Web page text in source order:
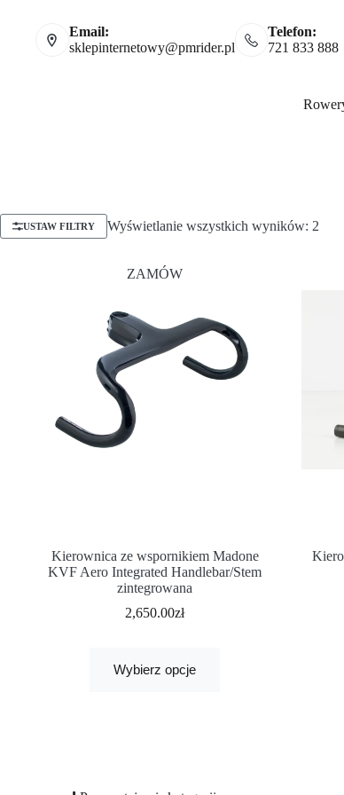
Email:
sklepinternetowy@pmrider.pl
Telefon:
721 833 888
USTAW FILTRY Wyświetlanie wszystkich wyników: 2
ZAMÓW
Kierownica ze wspornikiem Madone
KVF Aero Integrated Handlebar/Stem
zintegrowana
2,650.00zł
Wybierz opcje